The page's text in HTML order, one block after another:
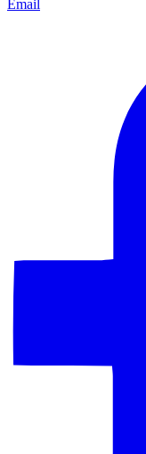
Email